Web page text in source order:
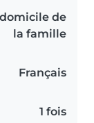
de
la famille
Français
1 fois